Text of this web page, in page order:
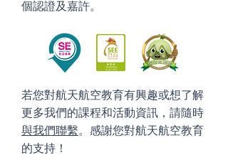
個認證及嘉許。
若您對航天航空教育有興趣或想了解
更多我們的課程和活動資訊，請隨時
與我們聯繫。感謝您對航天航空教育
的支持！